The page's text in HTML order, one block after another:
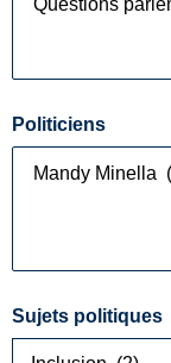
Politiciens
Sujets politiques